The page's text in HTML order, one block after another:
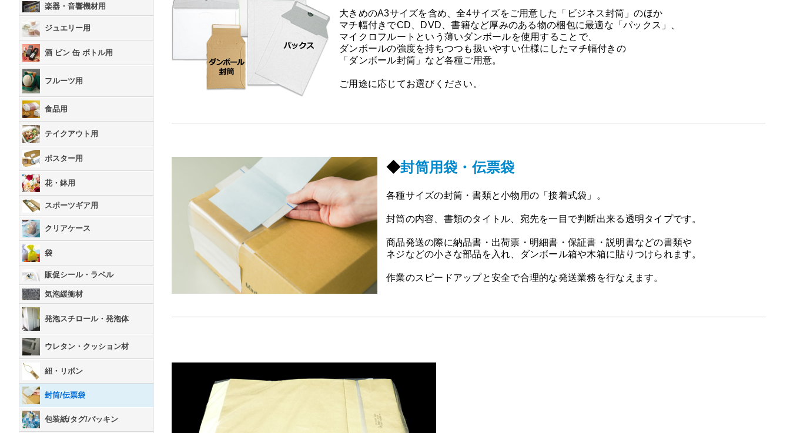
楽器・音響機材用
ジュエリー用
酒 ビン 缶 ボトル用
フルーツ用
食品用
テイクアウト用
ポスター用
花・鉢用
スポーツギア用
クリアケース
袋
販促シール・ラベル
気泡緩衝材
発泡スチロール・発泡体
ウレタン・クッション材
紐・リボン
封筒/伝票袋
包装紙/タグ/パッキン
大きめのA3サイズを含め、全4サイズをご用意した「ビジネス封筒」のほか
マチ幅付きでCD、DVD、書籍など厚みのある物の梱包に最適な「パックス」、
マイクロフルートという薄いダンボールを使用することで、
ダンボールの強度を持ちつつも扱いやすい仕様にしたマチ幅付きの
「ダンボール封筒」など各種ご用意。
ご用途に応じてお選びください。
◆封筒用袋・伝票袋
各種サイズの封筒・書類と小物用の「接着式袋」。
封筒の内容、書類のタイトル、宛先を一目で判断出来る透明タイプです。
商品発送の際に納品書・出荷票・明細書・保証書・説明書などの書類や
ネジなどの小さな部品を入れ、ダンボール箱や木箱に貼りつけられます。
作業のスピードアップと安全で合理的な発送業務を行なえます。